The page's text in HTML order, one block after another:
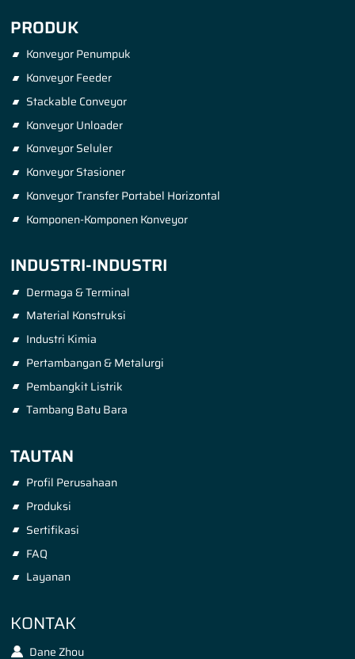
PRODUK
Konveyor Penumpuk
Konveyor Feeder
Stackable Conveyor
Konveyor Unloader
Konveyor Seluler
Konveyor Stasioner
Konveyor Transfer Portabel Horizontal
Komponen-Komponen Konveyor
INDUSTRI-INDUSTRI
Dermaga & Terminal
Material Konstruksi
Industri Kimia
Pertambangan & Metalurgi
Pembangkit Listrik
Tambang Batu Bara
TAUTAN
Profil Perusahaan
Produksi
Sertifikasi
FAQ
Layanan
KONTAK
Dane Zhou